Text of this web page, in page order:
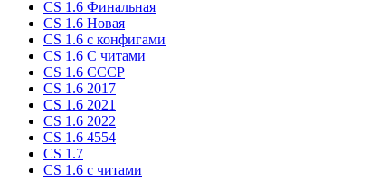
CS 1.6 Финальная
CS 1.6 Новая
CS 1.6 с конфигами
CS 1.6 С читами
CS 1.6 CCCP
CS 1.6 2017
CS 1.6 2021
CS 1.6 2022
CS 1.6 4554
CS 1.7
CS 1.6 с читами